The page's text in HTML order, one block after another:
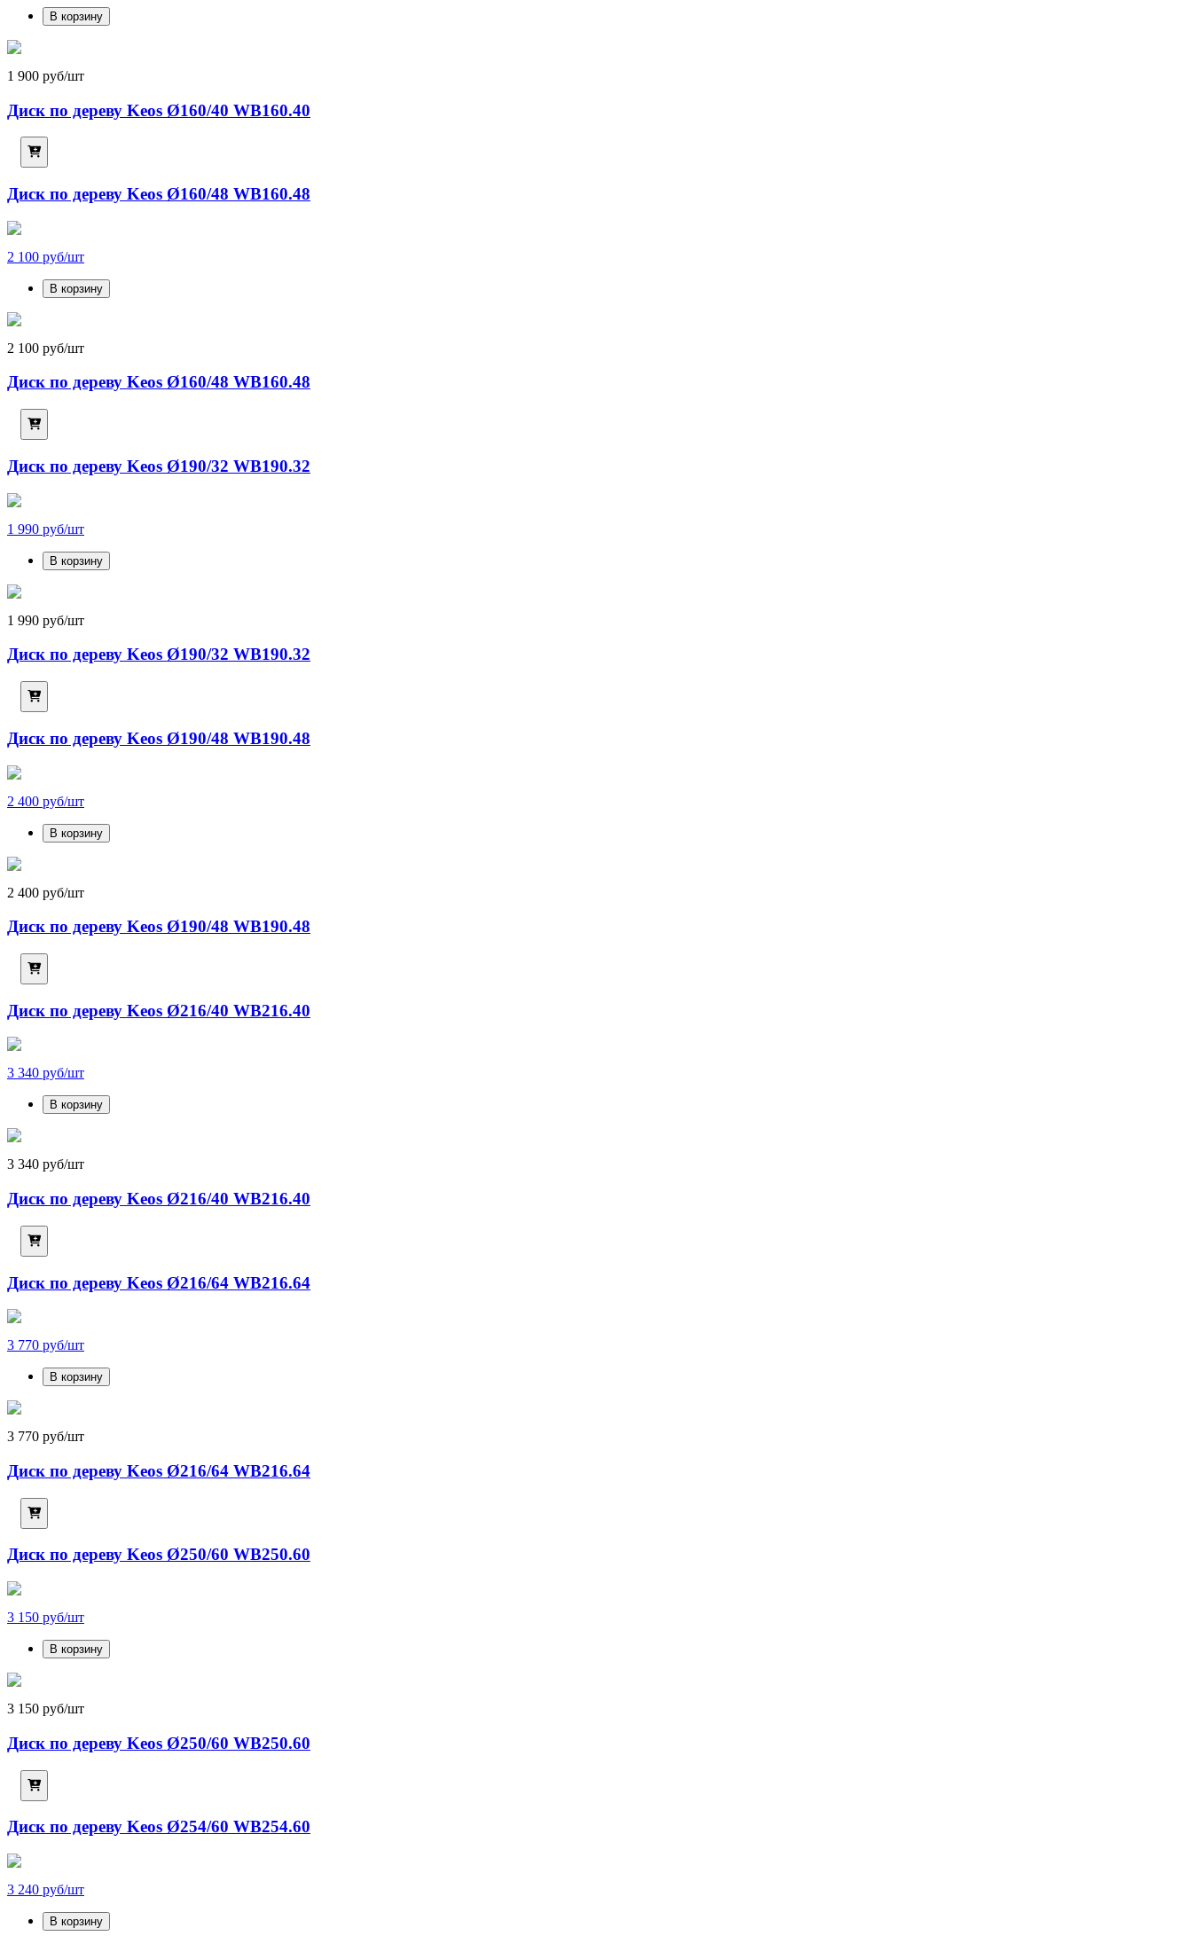
В корзину
1 900 руб/шт
Диск по дереву Keos Ø160/40 WB160.40
Диск по дереву Keos Ø160/48 WB160.48
2 100 руб/шт
В корзину
2 100 руб/шт
Диск по дереву Keos Ø160/48 WB160.48
Диск по дереву Keos Ø190/32 WB190.32
1 990 руб/шт
В корзину
1 990 руб/шт
Диск по дереву Keos Ø190/32 WB190.32
Диск по дереву Keos Ø190/48 WB190.48
2 400 руб/шт
В корзину
2 400 руб/шт
Диск по дереву Keos Ø190/48 WB190.48
Диск по дереву Keos Ø216/40 WB216.40
3 340 руб/шт
В корзину
3 340 руб/шт
Диск по дереву Keos Ø216/40 WB216.40
Диск по дереву Keos Ø216/64 WB216.64
3 770 руб/шт
В корзину
3 770 руб/шт
Диск по дереву Keos Ø216/64 WB216.64
Диск по дереву Keos Ø250/60 WB250.60
3 150 руб/шт
В корзину
3 150 руб/шт
Диск по дереву Keos Ø250/60 WB250.60
Диск по дереву Keos Ø254/60 WB254.60
3 240 руб/шт
В корзину